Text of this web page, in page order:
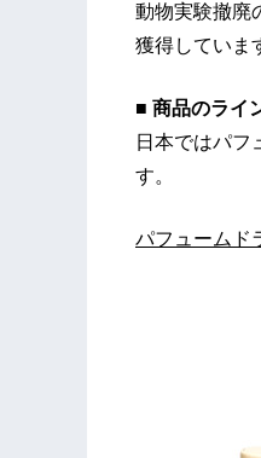
動物実験撤廃
獲得していま
■ 商品のライ
日本ではパフ
す。
パフュームド